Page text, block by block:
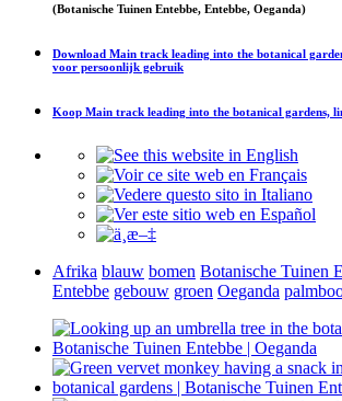
(Botanische Tuinen Entebbe, Entebbe, Oeganda)
Download Main track leading into the botanical
voor persoonlijk gebruik
Koop Main track leading into the botanical gardens,
Afrika blauw bomen Botanische Tuinen
Entebbe gebouw groen Oeganda